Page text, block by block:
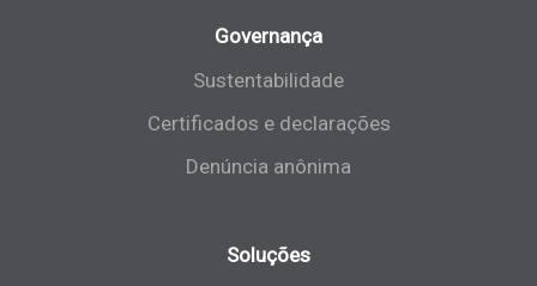
Governança
Sustentabilidade
Certificados e declarações
Denúncia anônima
Soluções